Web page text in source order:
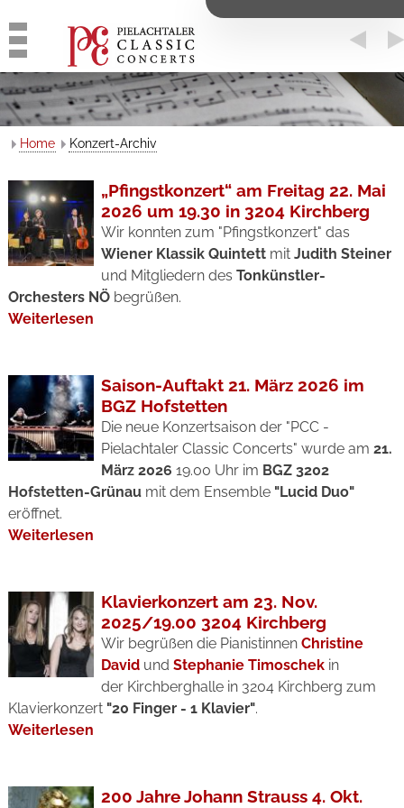
Home Konzert-Archiv
„Pfingstkonzert“ am Freitag 22. Mai
2026 um 19.30 in 3204 Kirchberg
Wir konnten zum "Pfingstkonzert" das
Wiener Klassik Quintett mitJudith Steiner
und Mitgliedern desTonkünstler-
Orchesters NÖbegrüßen.
Weiterlesen
Saison-Auftakt 21. März 2026 im
BGZ Hofstetten
Die neue Konzertsaison der "PCC -
Pielachtaler Classic Concerts" wurde am21.
März 202619.00 Uhr im BGZ 3202
Hofstetten-Grünau mit dem Ensemble "Lucid Duo"
eröffnet.
Weiterlesen
Klavierkonzert am 23. Nov.
2025/19.00 3204 Kirchberg
Wir begrüßen die PianistinnenChristine
David undStephanie Timoschek in
der Kirchberghalle in 3204 Kirchberg zum
Klavierkonzert "20 Finger - 1 Klavier".
Weiterlesen
200 Jahre Johann Strauss 4. Okt.